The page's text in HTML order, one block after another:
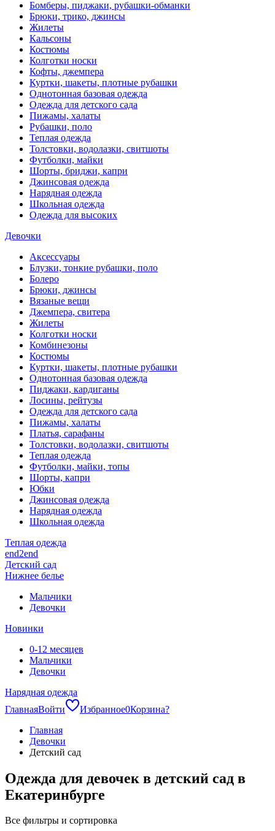
Бомберы, пиджаки, рубашки-обманки
Брюки, трико, джинсы
Жилеты
Кальсоны
Костюмы
Колготки носки
Кофты, джемпера
Куртки, шакеты, плотные рубашки
Однотонная базовая одежда
Одежда для детского сада
Пижамы, халаты
Рубашки, поло
Теплая одежда
Толстовки, водолазки, свитшоты
Футболки, майки
Шорты, бриджи, капри
Джинсовая одежда
Нарядная одежда
Школьная одежда
Одежда для высоких
Девочки
Аксессуары
Блузки, тонкие рубашки, поло
Болеро
Брюки, джинсы
Вязаные вещи
Джемпера, свитера
Жилеты
Колготки носки
Комбинезоны
Костюмы
Куртки, шакеты, плотные рубашки
Однотонная базовая одежда
Пиджаки, кардиганы
Лосины, рейтузы
Одежда для детского сада
Пижамы, халаты
Платья, сарафаны
Толстовки, водолазки, свитшоты
Теплая одежда
Футболки, майки, топы
Шорты, капри
Юбки
Джинсовая одежда
Нарядная одежда
Школьная одежда
Теплая одежда
end2end
Детский сад
Нижнее белье
Мальчики
Девочки
Новинки
0-12 месяцев
Мальчики
Девочки
Нарядная одежда
ГлавнаяВойти Избранное0Корзина?
Главная
Девочки
Детский сад
Одежда для девочек в детский сад в
Екатеринбурге
Все фильтры и сортировка